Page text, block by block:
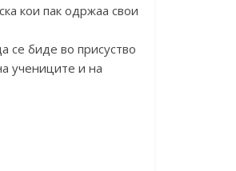
кои пак одржаа свои
се биде во присуство
учениците и на